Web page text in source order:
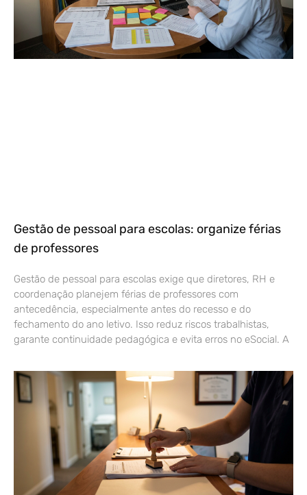
Gestão de pessoal para escolas: organize férias
de professores
Gestão de pessoal para escolas exige que diretores, RH e
coordenação planejem férias de professores com
antecedência, especialmente antes do recesso e do
fechamento do ano letivo. Isso reduz riscos trabalhistas,
garante continuidade pedagógica e evita erros no eSocial. A